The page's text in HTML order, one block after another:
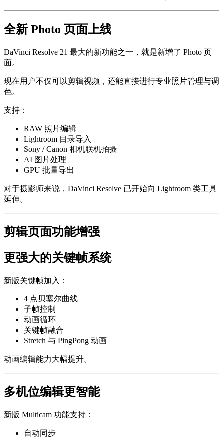
全新 Photo 页面上线
DaVinci Resolve 21 最大的新功能之一，就是新增了 Photo 页
面。
现在用户不仅可以剪辑视频，还能直接进行专业照片管理与调
色。
支持：
RAW 照片编辑
Lightroom 目录导入
Sony / Canon 相机联机拍摄
AI 图片处理
GPU 批量导出
对于摄影师来说，DaVinci Resolve 已开始向 Lightroom 类工具
延伸。
剪辑页面功能增强
更强大的关键帧系统
新版关键帧加入：
4 点贝塞尔曲线
子帧控制
动画循环
关键帧融合
Stretch 与 PingPong 动画
动画编辑能力大幅提升。
多机位编辑更智能
新版 Multicam 功能支持：
自动同步